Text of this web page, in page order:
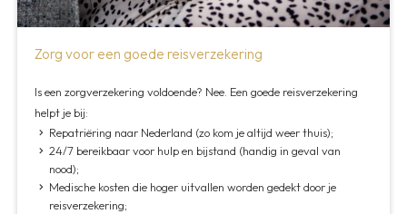
Zorg voor een goede reisverzekering
Is een zorgverzekering voldoende? Nee. Een goede reisverzekering
helpt je bij:
Repatriëring naar Nederland (zo kom je altijd weer thuis);
24/7 bereikbaar voor hulp en bijstand (handig in geval van
nood);
Medische kosten die hoger uitvallen worden gedekt door je
reisverzekering;